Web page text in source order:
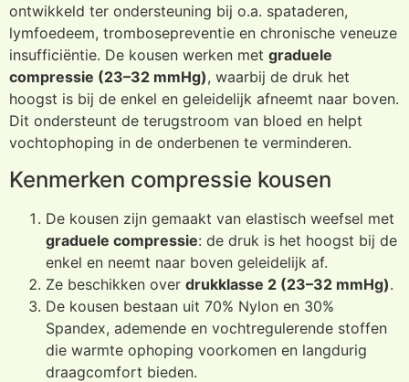
ontwikkeld ter ondersteuning bij o.a. spataderen,
lymfoedeem, trombosepreventie en chronische veneuze
insufficiëntie. De kousen werken met graduele
compressie (23–32 mmHg), waarbij de druk het
hoogst is bij de enkel en geleidelijk afneemt naar boven.
Dit ondersteunt de terugstroom van bloed en helpt
vochtophoping in de onderbenen te verminderen.
Kenmerken compressie kousen
De kousen zijn gemaakt van elastisch weefsel met
graduele compressie: de druk is het hoogst bij de
enkel en neemt naar boven geleidelijk af.
Ze beschikken over drukklasse 2 (23–32 mmHg).
De kousen bestaan uit 70% Nylon en 30%
Spandex, ademende en vochtregulerende stoffen
die warmte ophoping voorkomen en langdurig
draagcomfort bieden.